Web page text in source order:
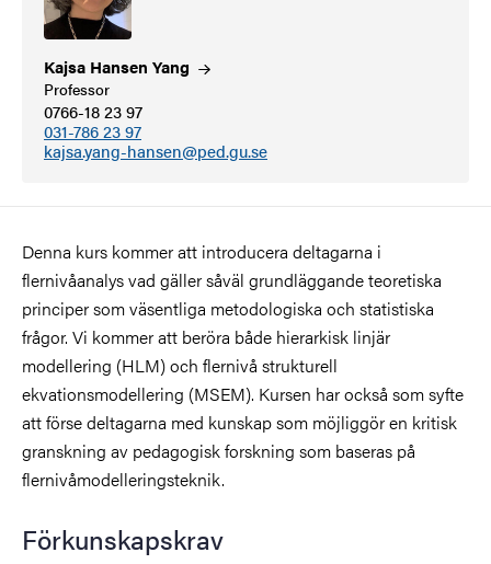
Kajsa Hansen Yang
Professor
0766-18 23 97
031-786 23 97
kajsa.yang-hansen@ped.gu.se
Denna kurs kommer att introducera deltagarna i
flernivåanalys vad gäller såväl grundläggande teoretiska
principer som väsentliga metodologiska och statistiska
frågor. Vi kommer att beröra både hierarkisk linjär
modellering (HLM) och flernivå strukturell
ekvationsmodellering (MSEM). Kursen har också som syfte
att förse deltagarna med kunskap som möjliggör en kritisk
granskning av pedagogisk forskning som baseras på
flernivåmodelleringsteknik.
Förkunskapskrav